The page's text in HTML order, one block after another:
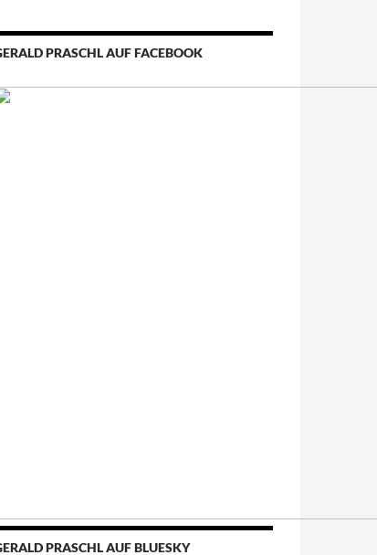
PRASCHL AUF FACEBOOK
PRASCHL AUF BLUESKY